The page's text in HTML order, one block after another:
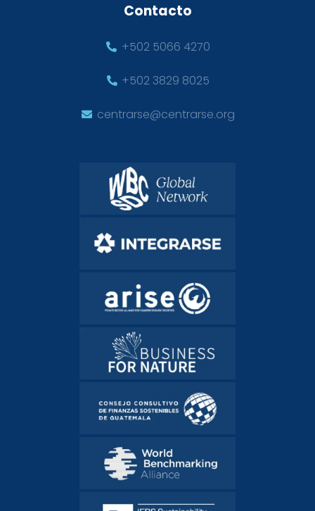
Contacto
+502 5066 4270
+502 3829 8025
centrarse@centrarse.org